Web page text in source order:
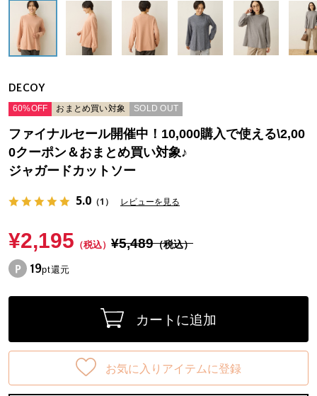
DECOY
60%OFF おまとめ買い対象 SOLD OUT
ファイナルセール開催中！10,000購入で使える\2,00
0クーポン＆おまとめ買い対象♪
ジャガードカットソー
5.0（1） レビューを見る
¥2,195 （税込） ¥5,489（税込）
19pt還元
カートに追加
お気に入りアイテムに登録